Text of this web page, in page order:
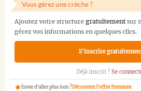
Vous gérez une crèche ?
Ajoutez votre structure gratuitementsur
gérez vos informations en quelques clics.
S'inscrire
Déjà inscrit ? Se
Envie d'aller plus loin ?Découvrez l'offre Premium